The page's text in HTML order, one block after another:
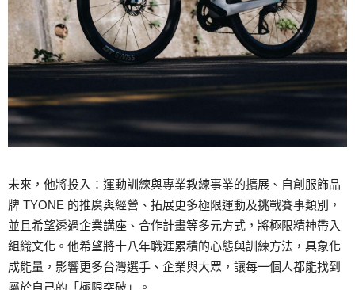
未來，他將投入：運動訓練與專業教練事業的擴展、自創服飾品
牌 TYONE 的推廣與經營、拓展更多極限運動及挑戰賽事類別，
並且希望透過企業講座、合作計畫等多元方式，將極限精神帶入
組織文化。他希望將十八年職涯累積的心態與訓練方法，具象化
成能量，影響更多台灣選手、企業與大眾，讓每一個人都能找到